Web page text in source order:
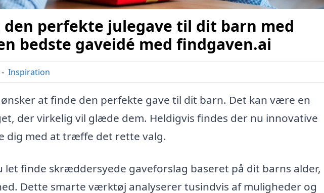
den perfekte julegave til dit barn med
bedste gaveidé med findgaven.ai
- Inspiration
at finde den perfekte gave til dit barn. Det kan være en
der virkelig vil glæde dem. Heldigvis findes der nu innovative
dig med at træffe det rette valg.
let finde skræddersyede gaveforslag baseret på dit barns alder,
Dette smarte værktøj analyserer tusindvis af muligheder og